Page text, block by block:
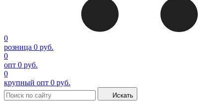
0
розница 0 руб.
0
опт 0 руб.
0
крупный опт 0 руб.
Искать